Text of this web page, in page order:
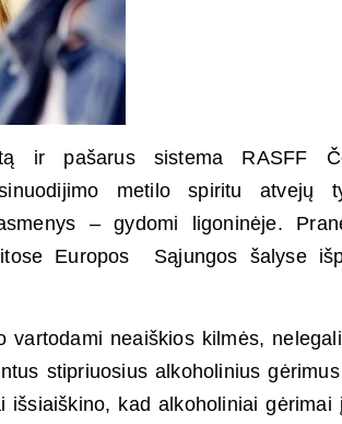
ir pašarus sistema RASFF
metilo spiritu atvejų
– gydomi ligoninėje.
Europos Sąjungos šalyse
vartodami neaiškios kilmės,
stipriuosius alkoholinius
išsiaiškino, kad alkoholiniai gėrimai